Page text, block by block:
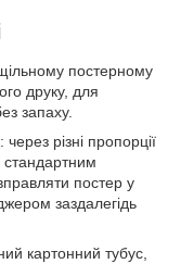
постерному
друку, для
запаху.
різні пропорції
стандартним
постер у
заздалегідь
картонний тубус,